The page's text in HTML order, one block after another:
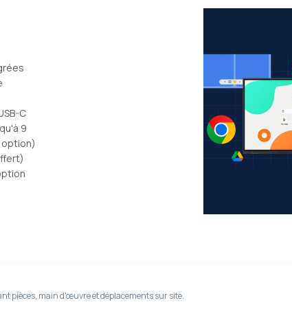
C
9
pièces, main d'œuvre et déplacements sur site.